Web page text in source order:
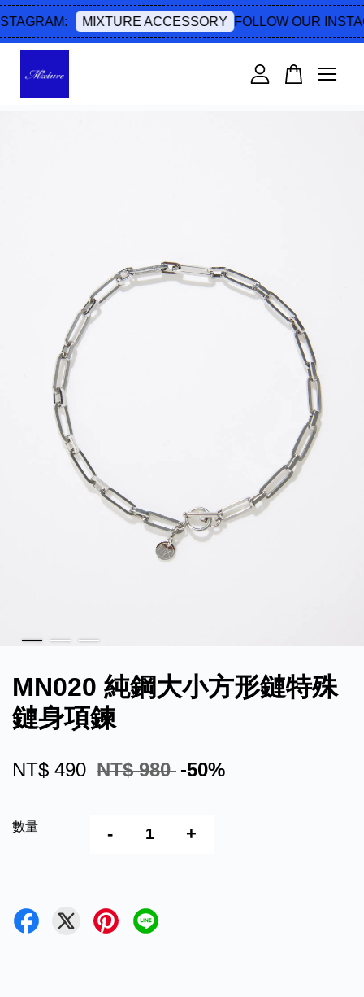
MIXTURE ACCESSORY FOLLOW OUR
MN020 純鋼大小方形鏈特殊
鏈身項鍊
NT$ 490 NT$ 980 -50%
數量 - +
您的購物車目前還是空的。